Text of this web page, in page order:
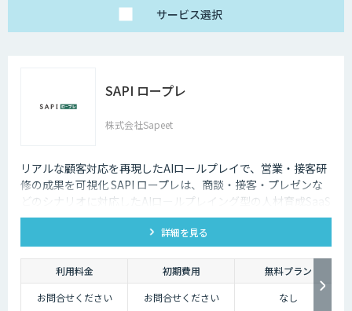
サービス選択
SAPI ロープレ
株式会社Sapeet
リアルな顧客対応を再現したAIロールプレイで、営業・接客研
修の成果を可視化 SAPI ロープレは、商談・接客・プレゼンな
どのシナリオに対応したAIロールプレイング型の人材育成SaaS
です。 AIアバターとの実践トレーニングと動画フィードバック
により、新人・中途スタッフの早期戦力化と教育の属人化解消
を支援します。
詳細を見る
利用料金 初期費用
無料プラン
お問合せください
お問合せください なし